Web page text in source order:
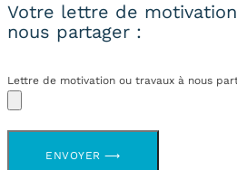
Votre lettre de
nous partager :
Lettre de motivation ou travaux à nous
ENVOYER ⟶